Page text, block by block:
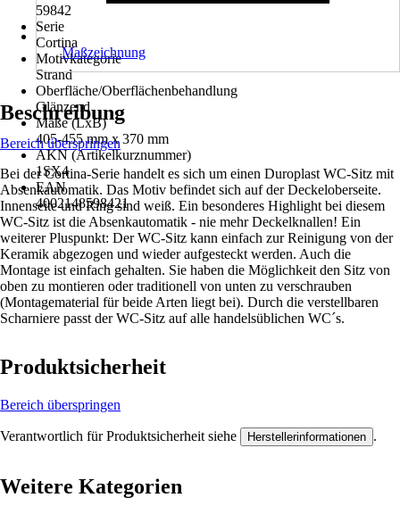
59842
Serie
Cortina
Motivkategorie
Strand
Oberfläche/Oberflächenbehandlung
Glänzend
Maße (LxB)
405-455 mm x 370 mm
AKN (Artikelkurznummer)
1SX4
EAN
4002148598421
Maßzeichnung
Beschreibung
Bereich überspringen
Bei der Cortina-Serie handelt es sich um einen Duroplast WC-Sitz mit
Absenkautomatik. Das Motiv befindet sich auf der Deckeloberseite.
Innenseite und Ring sind weiß. Ein besonderes Highlight bei diesem
WC-Sitz ist die Absenkautomatik - nie mehr Deckelknallen! Ein
weiterer Pluspunkt: Der WC-Sitz kann einfach zur Reinigung von der
Keramik abgezogen und wieder aufgesteckt werden. Auch die
Montage ist einfach gehalten. Sie haben die Möglichkeit den Sitz von
oben zu montieren oder traditionell von unten zu verschrauben
(Montagematerial für beide Arten liegt bei). Durch die verstellbaren
Scharniere passt der WC-Sitz auf alle handelsüblichen WC´s.
Produktsicherheit
Bereich überspringen
Verantwortlich für Produktsicherheit siehe Herstellerinformationen .
Weitere Kategorien